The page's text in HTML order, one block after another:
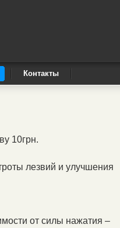
Контакты
10грн.
лезвий и улучшения
от силы нажатия –